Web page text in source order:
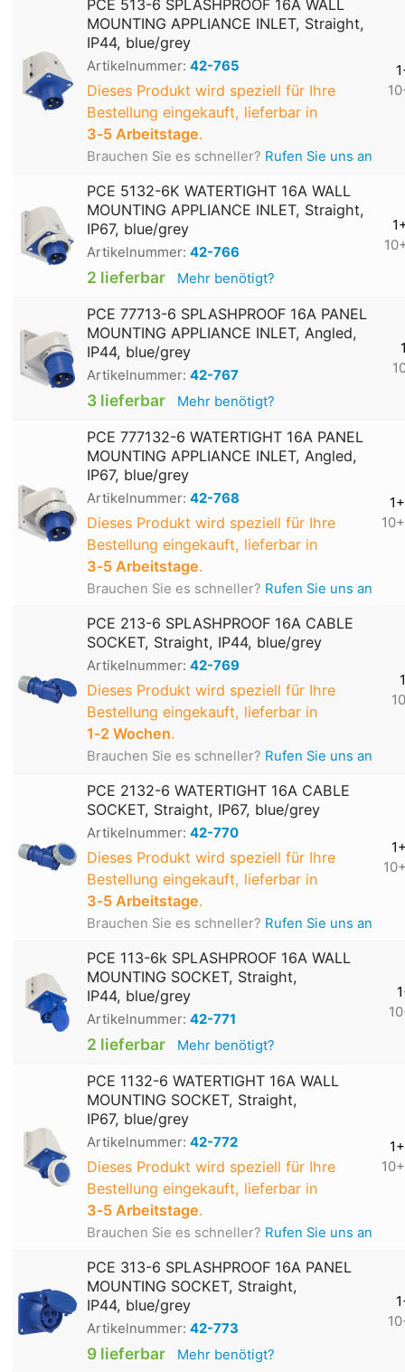
PCE 513-6 SPLASHPROOF 16A WALL
MOUNTING APPLIANCE INLET, Straight,
IP44, blue/grey
Artikelnummer: 42-765
Dieses Produkt wird speziell für Ihre
Bestellung eingekauft, lieferbar in
3‑5 Arbeitstage.
Brauchen Sie es schneller? Rufen Sie uns an
PCE 5132-6K WATERTIGHT 16A WALL
MOUNTING APPLIANCE INLET, Straight,
IP67, blue/grey
Artikelnummer: 42-766
2 lieferbar Mehr benötigt?
PCE 77713-6 SPLASHPROOF 16A PANEL
MOUNTING APPLIANCE INLET, Angled,
IP44, blue/grey
Artikelnummer: 42-767
3 lieferbar Mehr benötigt?
PCE 777132-6 WATERTIGHT 16A PANEL
MOUNTING APPLIANCE INLET, Angled,
IP67, blue/grey
Artikelnummer: 42-768
Dieses Produkt wird speziell für Ihre
Bestellung eingekauft, lieferbar in
3‑5 Arbeitstage.
Brauchen Sie es schneller? Rufen Sie uns an
1+
10+
PCE 213-6 SPLASHPROOF 16A CABLE
SOCKET, Straight, IP44, blue/grey
Artikelnummer: 42-769
Dieses Produkt wird speziell für Ihre
Bestellung eingekauft, lieferbar in
1‑2 Wochen.
Brauchen Sie es schneller? Rufen Sie uns an
PCE 2132-6 WATERTIGHT 16A CABLE
SOCKET, Straight, IP67, blue/grey
Artikelnummer: 42-770
Dieses Produkt wird speziell für Ihre
Bestellung eingekauft, lieferbar in
3‑5 Arbeitstage.
Brauchen Sie es schneller? Rufen Sie uns an
PCE 113-6k SPLASHPROOF 16A WALL
MOUNTING SOCKET, Straight,
IP44, blue/grey
Artikelnummer: 42-771
2 lieferbar Mehr benötigt?
PCE 1132-6 WATERTIGHT 16A WALL
MOUNTING SOCKET, Straight,
IP67, blue/grey
Artikelnummer: 42-772
Dieses Produkt wird speziell für Ihre
Bestellung eingekauft, lieferbar in
3‑5 Arbeitstage.
Brauchen Sie es schneller? Rufen Sie uns an
1+
10+
PCE 313-6 SPLASHPROOF 16A PANEL
MOUNTING SOCKET, Straight,
IP44, blue/grey
Artikelnummer: 42-773
9 lieferbar Mehr benötigt?